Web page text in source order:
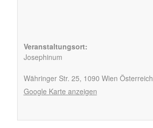
Veranstaltungsort:
Josephinum
Währinger Str. 25, 1090 Wien Österreich
Google Karte anzeigen